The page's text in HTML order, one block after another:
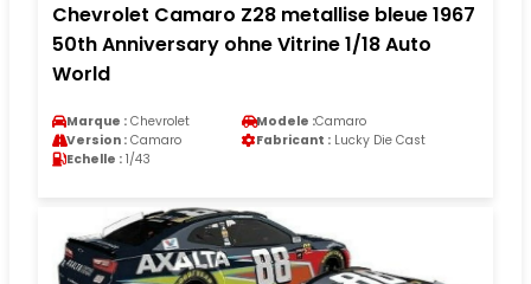
Chevrolet Camaro Z28 metallise bleue 1967
50th Anniversary ohne Vitrine 1/18 Auto
World
Marque : Chevrolet Modele :Camaro
Version : Camaro Fabricant : Lucky Die Cast
Echelle : 1/43